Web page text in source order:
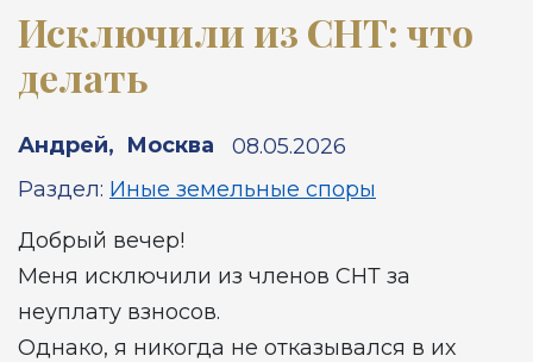
Исключили из СНТ: что
делать
Андрей, Москва
08.05.2026
Раздел: Иные земельные споры
Добрый вечер!
Меня исключили из членов СНТ за
неуплату взносов.
Однако, я никогда не отказывался в их